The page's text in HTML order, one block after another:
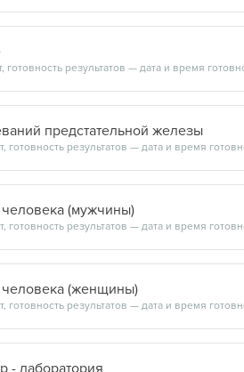
предстательной железы
(мужчины)
(женщины)
- лаборатория